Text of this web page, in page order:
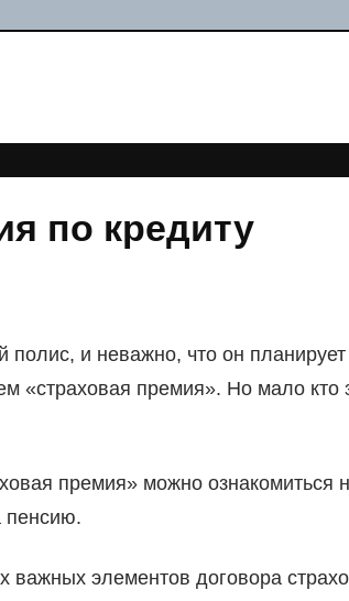
по кредиту
и неважно, что он планирует
«страховая премия». Но мало кто
премия» можно ознакомиться
пенсию.
важных элементов договора